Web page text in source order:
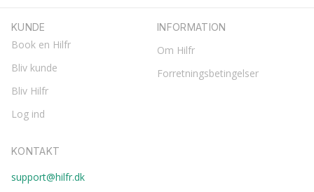
KUNDE
Book en Hilfr
Bliv kunde
Bliv Hilfr
Log ind
INFORMATION
Om Hilfr
Forretningsbetingelser
KONTAKT
support@hilfr.dk